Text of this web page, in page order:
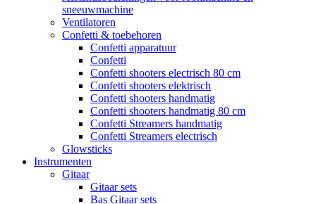
sneeuwmachine
Ventilatoren
Confetti & toebehoren
Confetti apparatuur
Confetti
Confetti shooters electrisch 80 cm
Confetti shooters elektrisch
Confetti shooters handmatig
Confetti shooters handmatig 80 cm
Confetti Streamers handmatig
Confetti Streamers electrisch
Glowsticks
Instrumenten
Gitaar
Gitaar sets
Bas Gitaar sets